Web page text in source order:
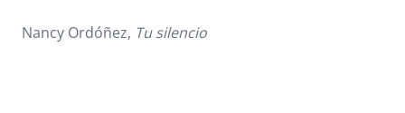
Nancy Ordóñez, Tu silencio